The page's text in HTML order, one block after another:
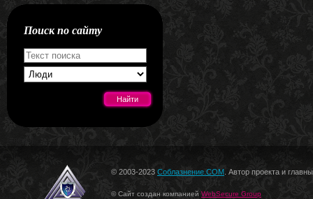
Поиск по сайту
© 2003-2023 Соблазнение.COM . Автор проекта и
© Сайт создан компанией WebSecure Group